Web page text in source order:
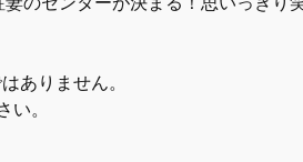
ありません。
。